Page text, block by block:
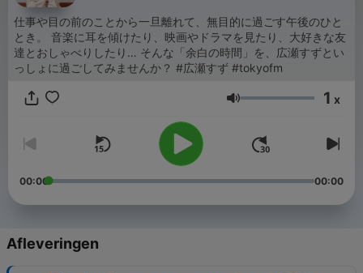
仕事や目の前のことから一旦離れて、無目的に過ごす午後のひと
とき。 音楽に耳を傾けたり、映画やドラマを見たり、大好きな友
達とおしゃべりしたり… そんな「余白の時間」を、広瀬すずとい
っしょに過ごしてみませんか？ #広瀬すず #tokyofm
Volume 1 x
00:00 00:00
Afleveringen